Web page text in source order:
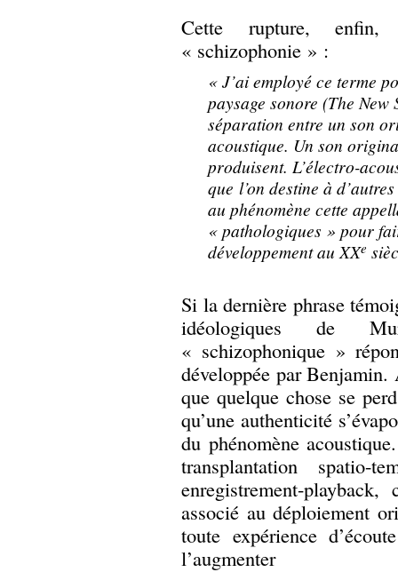
Cette rupture, enfin,
« schizophonie » :
« J’ai employé ce terme
paysage sonore (The New
séparation entre un son
acoustique. Un son
produisent. L’électro-
que l’on destine à
au phénomène cette
« pathologiques » pour
développement au XXe
Si la dernière phrase
idéologiques de
« schizophonique »
développée par
que quelque chose se
qu’une authenticité
du phénomène
transplantation spatio-
enregistrement-playback,
associé au déploiement
toute expérience
l’augmenter